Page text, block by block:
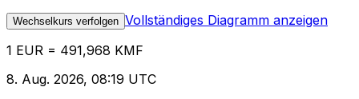
Wechselkurs verfolgen Vollständiges Diagramm anzeigen
1 EUR = 491,968 KMF
8. Aug. 2026, 08:19 UTC